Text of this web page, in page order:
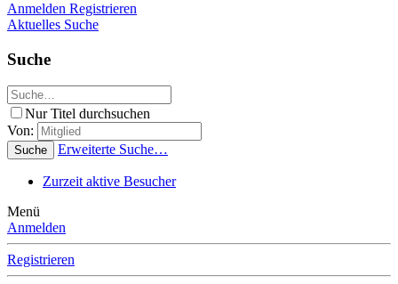
Anmelden Registrieren
Aktuelles Suche
Suche
Nur Titel durchsuchen
Von:
Suche Erweiterte Suche…
Zurzeit aktive Besucher
Menü
Anmelden
Registrieren